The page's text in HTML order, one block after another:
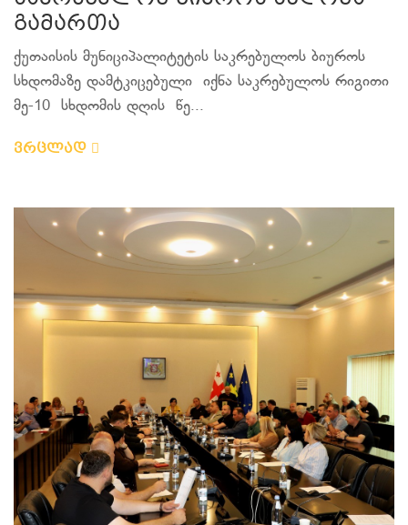
გამართა
ქუთაისის მუნიციპალიტეტის საკრებულოს ბიუროს
სხდომაზე დამტკიცებული იქნა საკრებულოს რიგითი
მე-10 სხდომის დღის წე...
ვრცლად